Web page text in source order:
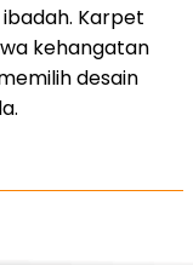
Karpet
kehangatan
desain